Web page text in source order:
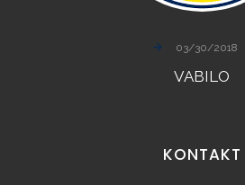
03/30/2018
VABILO
KONTAKT